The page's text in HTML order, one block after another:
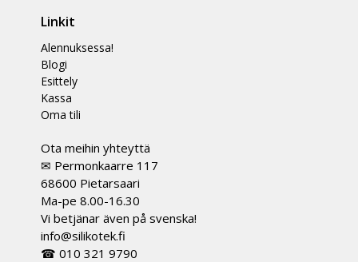
Linkit
Alennuksessa!
Blogi
Esittely
Kassa
Oma tili
Ota meihin yhteyttä
✉ Permonkaarre 117
68600 Pietarsaari
Ma-pe 8.00-16.30
Vi betjänar även på svenska!
info@silikotek.fi
☎ 010 321 9790